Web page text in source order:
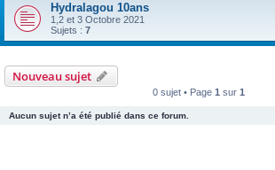
Hydralagou 10ans
1,2 et 3 Octobre 2021
Sujets : 7
Nouveau sujet
0 sujet • Page 1 sur 1
Aucun sujet n’a été publié dans ce forum.